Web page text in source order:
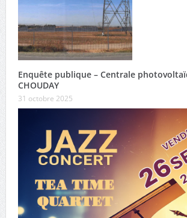
Enquête publique – Centrale
CHOUDAY
31 octobre 2025